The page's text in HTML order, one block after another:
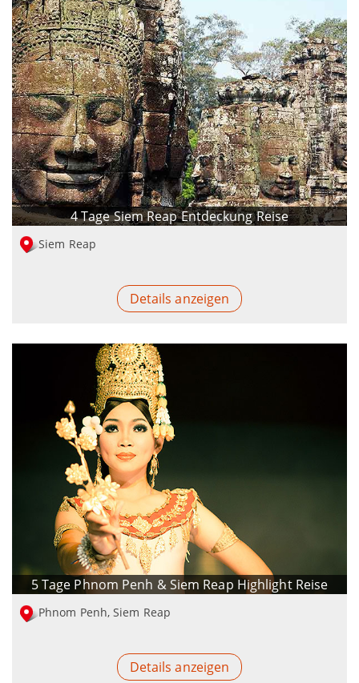
4 Tage Siem Reap Entdeckung Reise
Siem Reap
Details anzeigen
5 Tage Phnom Penh & Siem Reap Highlight Reise
Phnom Penh, Siem Reap
Details anzeigen